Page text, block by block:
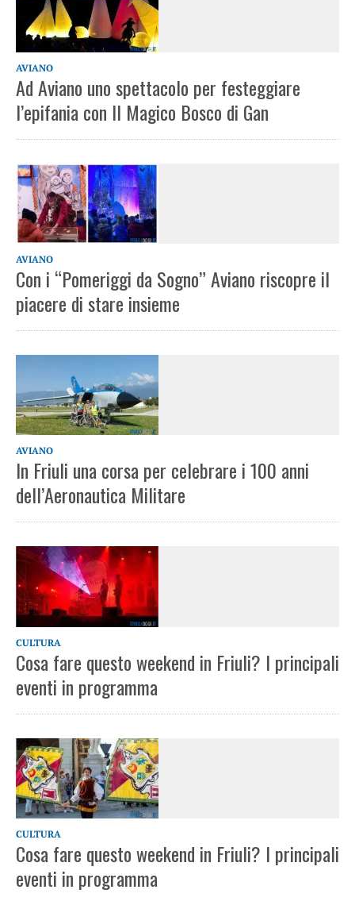
AVIANO
Ad Aviano uno spettacolo per festeggiare
l’epifania con Il Magico Bosco di Gan
AVIANO
Con i “Pomeriggi da Sogno” Aviano riscopre il
piacere di stare insieme
AVIANO
In Friuli una corsa per celebrare i 100 anni
dell’Aeronautica Militare
CULTURA
Cosa fare questo weekend in Friuli? I principali
eventi in programma
CULTURA
Cosa fare questo weekend in Friuli? I principali
eventi in programma